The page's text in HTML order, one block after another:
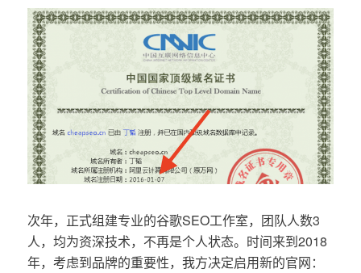
次年，正式组建专业的谷歌SEO工作室，团队人数3
人，均为资深技术，不再是个人状态。时间来到2018
年，考虑到品牌的重要性，我方决定启用新的官网：